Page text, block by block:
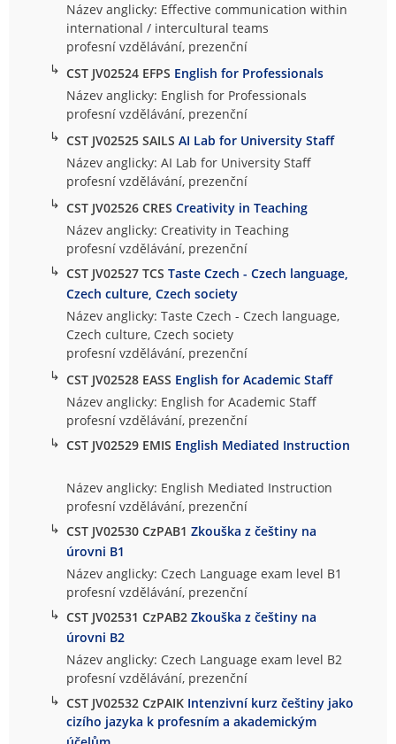
Název anglicky: Effective communication within
international / intercultural teams
profesní vzdělávání, prezenční
↳ CST JV02524 EFPS English for Professionals
Název anglicky: English for Professionals
profesní vzdělávání, prezenční
↳ CST JV02525 SAILSAI Lab for University Staff
Název anglicky: AI Lab for University Staff
profesní vzdělávání, prezenční
↳ CST JV02526 CRESCreativity in Teaching
Název anglicky: Creativity in Teaching
profesní vzdělávání, prezenční
↳ CST JV02527 TCSTaste Czech - Czech language,
Czech culture, Czech society
Název anglicky: Taste Czech - Czech language,
Czech culture, Czech society
profesní vzdělávání, prezenční
↳ CST JV02528 EASS English for Academic Staff
Název anglicky: English for Academic Staff
profesní vzdělávání, prezenční
↳ CST JV02529 EMIS English Mediated Instruction
Název anglicky: English Mediated Instruction
profesní vzdělávání, prezenční
↳ CST JV02530 CzPAB1Zkouška z češtiny na
úrovni B1
Název anglicky: Czech Language exam level B1
profesní vzdělávání, prezenční
↳ CST JV02531 CzPAB2Zkouška z češtiny na
úrovni B2
Název anglicky: Czech Language exam level B2
profesní vzdělávání, prezenční
↳ CST JV02532 CzPAIK Intenzivní kurz češtiny jako
cizího jazyka k profesním a akademickým